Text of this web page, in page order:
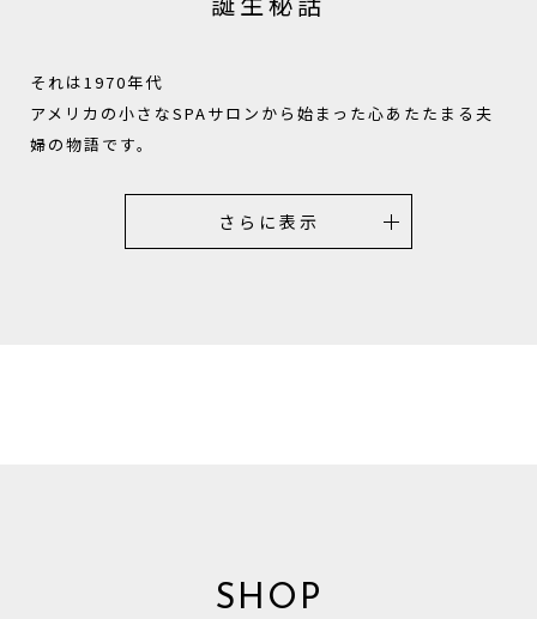
それは1970年代
アメリカの小さなSPAサロンから始まった心あたたまる夫
婦の物語です。
SHOP